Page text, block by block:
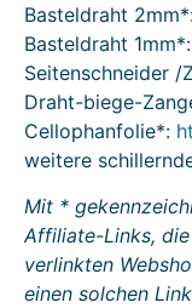
Basteldraht
Basteldraht 1mm*:
Seitenschneider /
Draht-biege-
Cellophanfolie*:
weitere
Mit *
Affiliate-Links,
verlinkten
einen solchen